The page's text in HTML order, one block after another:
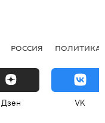
РОССИЯ ПОЛИТИКА
Дзен VK